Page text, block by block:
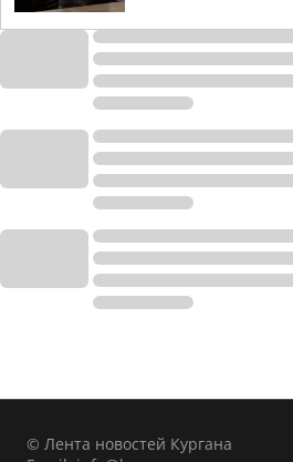
© Лента новостей Кургана